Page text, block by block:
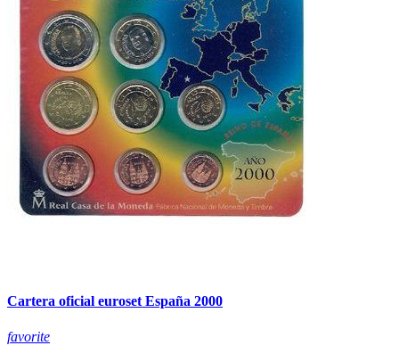
Cartera oficial euroset España 2000
favorite